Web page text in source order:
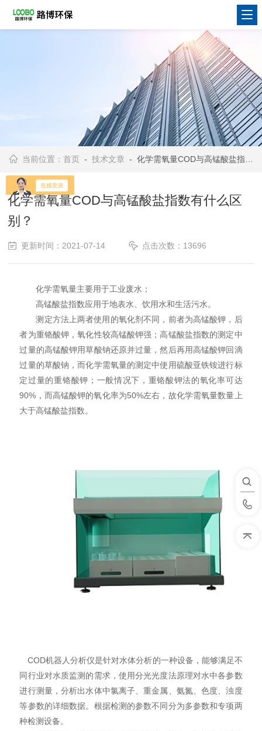
当前位置：首页 -技术文章 - 化学需氧量COD与高锰酸盐指数有什么区别？
化学需氧量COD与高锰酸盐指数有什么区
别？
更新时间：2021-07-14 点击次数：13696
化学需氧量主要用于工业废水；
高锰酸盐指数应用于地表水、饮用水和生活污水。
测定方法上两者使用的氧化剂不同，前者为高锰酸钾，后
者为重铬酸钾，氧化性较高锰酸钾强；高锰酸盐指数的测定中
过量的高锰酸钾用草酸钠还原并过量，然后再用高锰酸钾回滴
过量的草酸钠，而化学需氧量的测定中使用硫酸亚铁铵进行标
定过量的重铬酸钾；一般情况下，重铬酸钾法的氧化率可达
90%，而高锰酸钾的氧化率为50%左右，故化学需氧量数量上
大于高锰酸盐指数。
COD机器人分析仪是针对水体分析的一种设备，能够满足不
同行业对水质监测的需求，使用分光光度法原理对水中各参数
进行测量，分析出水体中氯离子、重金属、氨氮、色度、浊度
等参数的详细数据。根据检测的参数不同分为多参数和专项两
种检测设备。